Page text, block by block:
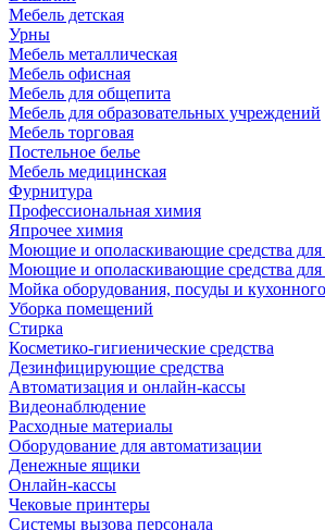
Мебель детская
Урны
Мебель металлическая
Мебель офисная
Мебель для общепита
Мебель для образовательных учреждений
Мебель торговая
Постельное белье
Мебель медицинская
Фурнитура
Профессиональная химия
Япрочее химия
Моющие и ополаскивающие средства для
Моющие и ополаскивающие средства
Мойка оборудования, посуды и
Уборка помещений
Стирка
Косметико-гигиенические средства
Дезинфицирующие средства
Автоматизация и онлайн-кассы
Видеонаблюдение
Расходные материалы
Оборудование для автоматизации
Денежные ящики
Онлайн-кассы
Чековые принтеры
Системы вызова персонала